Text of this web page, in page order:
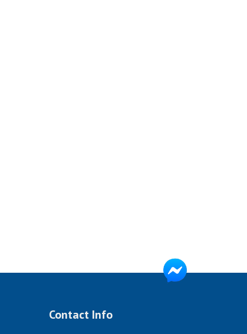
Contact Info